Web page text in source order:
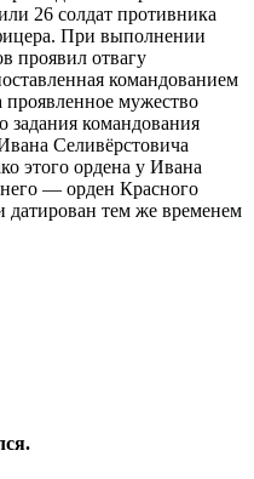
26 солдат противника
При выполнении
проявил отвагу
командованием
проявленное мужество
задания командования
Селивёрстовича
этого ордена у Ивана
— орден Красного
датирован тем же временем